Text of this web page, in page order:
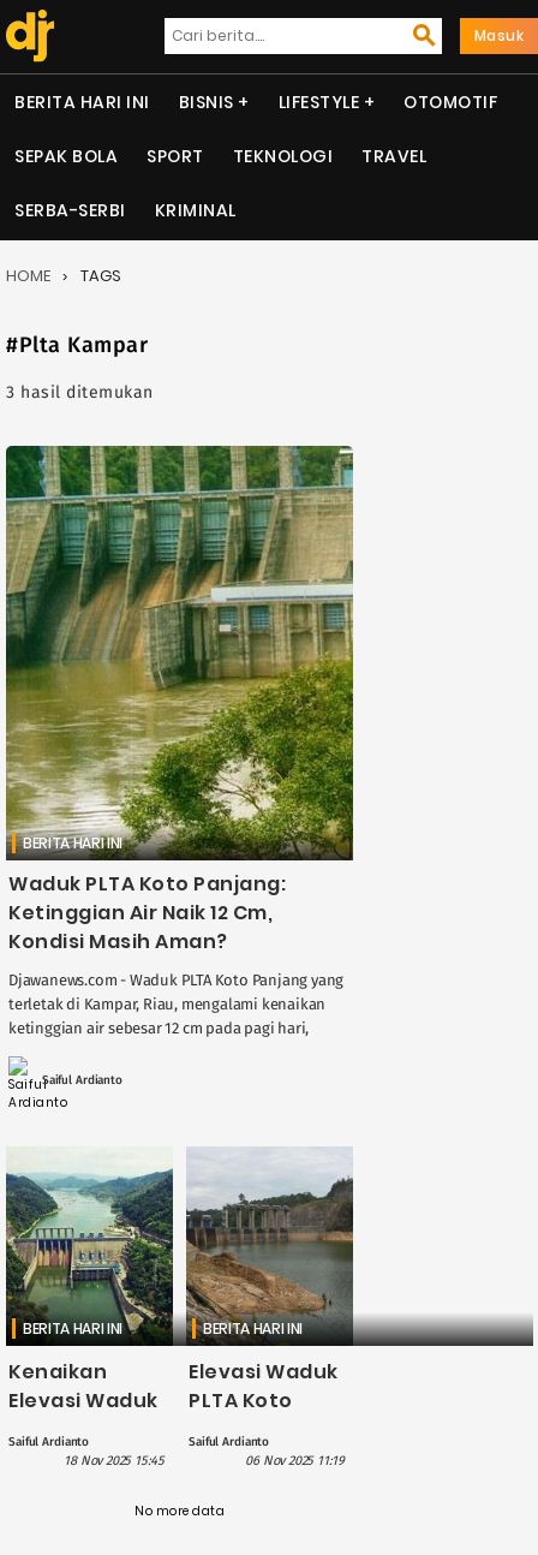
Masuk
BERITA HARI INI BISNIS LIFESTYLE OTOMOTIF
SEPAK BOLA SPORT TEKNOLOGI TRAVEL
SERBA-SERBI KRIMINAL
HOME TAGS
#Plta Kampar
3 hasil ditemukan
BERITA HARI INI
Waduk PLTA Koto Panjang:
Ketinggian Air Naik 12 Cm,
Kondisi Masih Aman?
Djawanews.com - Waduk PLTA Koto Panjang yang
terletak di Kampar, Riau, mengalami kenaikan
ketinggian air sebesar 12 cm pada pagi hari,
....
Saiful Ardianto
BERITA HARI INI
Kenaikan
Elevasi Waduk
Masih Diikuti
Operasional
Saiful Ardianto
18 Nov 2025 15:45
BERITA HARI INI
Elevasi Waduk
PLTA Koto
Menurun,
Turbin
Saiful Ardianto
06 Nov 2025 11:19
No more data